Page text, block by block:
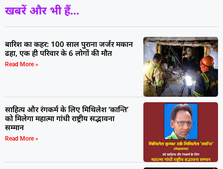
खबरें और भी हैं...
बारिश का कहर: 100 साल पुराना जर्जर मकान
ढहा, एक ही परिवार के 6 लोगों की मौत
Read More »
साहित्य और रंगकर्म के लिए मिथिलेश ‘कान्ति’
को मिलेगा महात्मा गांधी राष्ट्रीय सद्भावना
सम्मान
Read More »